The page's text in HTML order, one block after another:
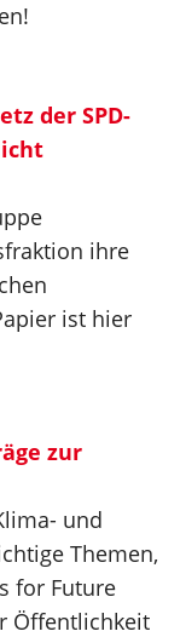
der SPD-
ihre
ist hier
zur
und
Themen,
for Future
Öffentlichkeit